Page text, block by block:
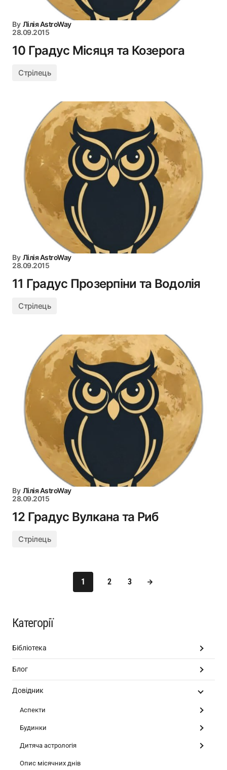
By Лілія AstroWay
28.09.2015
10 Градус Місяця та Козерога
Стрілець
By Лілія AstroWay
28.09.2015
11 Градус Прозерпіни та Водолія
Стрілець
By Лілія AstroWay
28.09.2015
12 Градус Вулкана та Риб
Стрілець
1 2 3
Категорії
Бібліотека
Блог
Довідник
Аспекти
Будинки
Дитяча астрологія
Опис місячних днів